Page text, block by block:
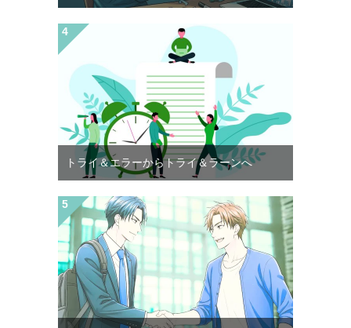
トライ＆エラーからトライ＆ラーンへ